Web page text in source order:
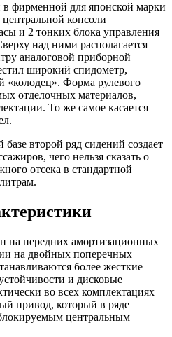
фирменной для японской марки
консоли
и 2 тонких блока управления
над ними располагается
аналоговой приборной
широкий спидометр,
«колодец». Форма рулевого
отделочных материалов,
То же самое касается
второй ряд сидений создает
чего нельзя сказать о
отсека в стандартной
на передних амортизационных
на двойных поперечных
более жесткие
и дисковые
во всех комплектациях
привод, который в ряде
центральным